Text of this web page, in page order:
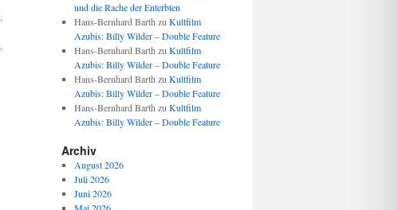
,
,
und die Rache der Enterbten
Hans-Bernhard Barth zu Kultfilm
Azubis: Billy Wilder – Double Feature
Hans-Bernhard Barth zu Kultfilm
Azubis: Billy Wilder – Double Feature
Hans-Bernhard Barth zu Kultfilm
Azubis: Billy Wilder – Double Feature
Hans-Bernhard Barth zu Kultfilm
Azubis: Billy Wilder – Double Feature
Archiv
August 2026
Juli 2026
Juni 2026